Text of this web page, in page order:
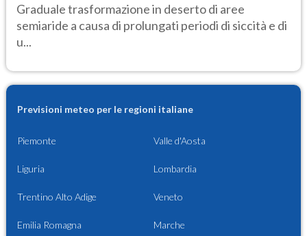
Graduale trasformazione in deserto di aree
semiaride a causa di prolungati periodi di siccità e di
u...
Previsioni meteo per le regioni italiane
Piemonte Valle d'Aosta
Liguria Lombardia
Trentino Alto Adige Veneto
Emilia Romagna Marche